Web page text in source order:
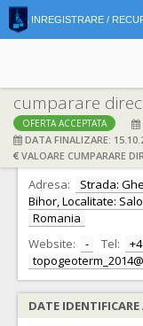
INREGISTRARE /
cumparare
OFERTA ACCEPTATA
DATA FINALIZARE:
VALOARE CUMPARARE
DATE
Ofertant: S.C.
Adresa:
Strada:
Bihor, Localitate:
Romania
Website:
- Tel:
DATE